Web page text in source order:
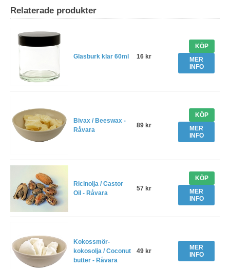
Relaterade produkter
Glasburk klar 60ml 16 kr
KÖP
MER
INFO
Bivax / Beeswax -
Råvara
89 kr
KÖP
MER
INFO
Ricinolja / Castor
Oil - Råvara
57 kr
KÖP
MER
INFO
Kokossmör-
kokosolja / Coconut
butter - Råvara
49 kr
MER
INFO